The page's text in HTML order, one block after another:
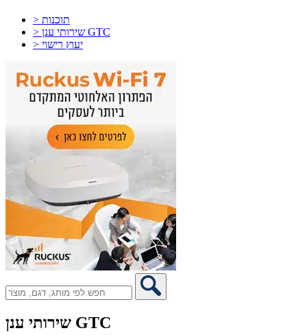
> תוכנות
> שירותי ענן GTC
> יעוץ רישוי
שירותי ענן GTC